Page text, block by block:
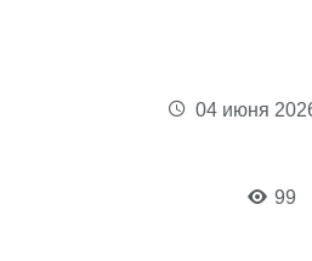
04 июня
99